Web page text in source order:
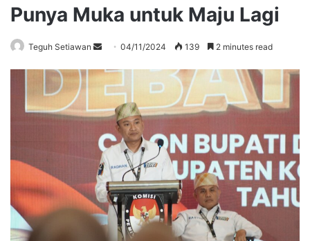
Punya Muka untuk Maju Lagi
Teguh Setiawan
Send04/11/2024 139 2 minutes read